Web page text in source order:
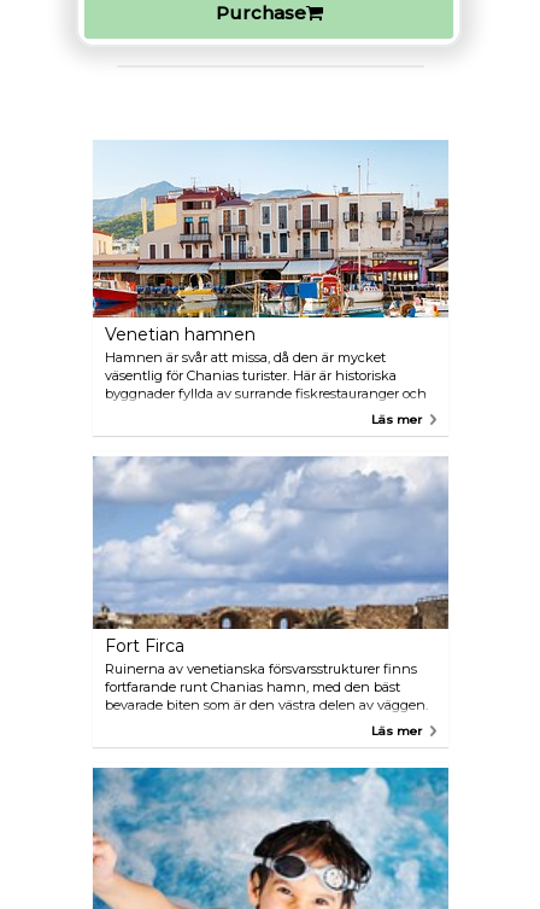
Purchase
Venetian hamnen
Hamnen är svår att missa, då den är mycket
väsentlig för Chanias turister. Här är historiska
byggnader fyllda av surrande fiskrestauranger och
kaféer, och en promenad nära havet tar dig med på
en resa genom tiden - vissa delar av befästningarna
Läs mer
Fort Firca
Ruinerna av venetianska försvarsstrukturer finns
fortfarande runt Chanias hamn, med den bäst
bevarade biten som är den västra delen av väggen.
Njut av den vackra havsutsikten från venetianska
maritima historia. På den här platsen restes
Greklands flagga för första gången.
Läs mer